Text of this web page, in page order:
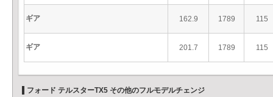
ギア 162.9 1789 115
ギア 201.7 1789 115
フォード テルスターTX5 その他のフルモデルチェンジ